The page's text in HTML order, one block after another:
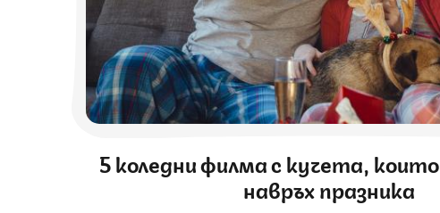
5 коледни филма с кучета,
навръх празника